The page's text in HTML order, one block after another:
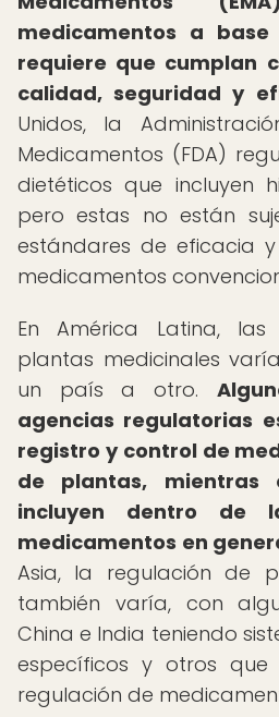
medicamentos a
requiere que cumplan
calidad, seguridad y
Unidos, la
Medicamentos (FDA)
dietéticos que incluyen
pero estas no están
estándares de eficacia
medicamentos
En América Latina,
plantas medicinales
un país a otro.
agencias regulatorias
registro y control de
de plantas,
incluyen dentro de
medicamentos en
Asia, la regulación de
también varía, con
China e India teniendo
específicos y otros
regulación de